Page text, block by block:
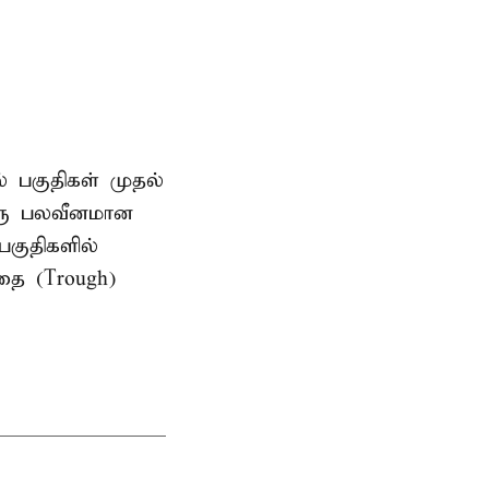
முதல்
பலவீனமான
(Trough)